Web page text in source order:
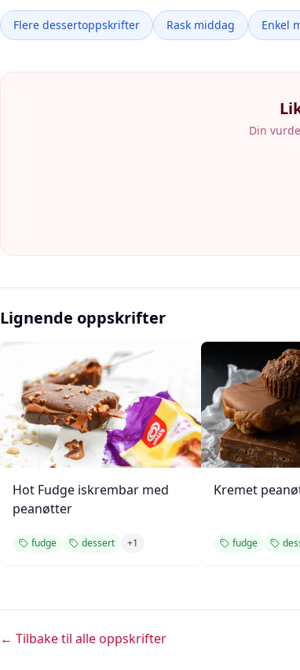
Flere dessertoppskrifter Rask middag Enkel
Din
Lignende oppskrifter
Hot Fudge iskrembar med
peanøtter
fudge dessert +1
Kremet
fudge
← Tilbake til alle oppskrifter